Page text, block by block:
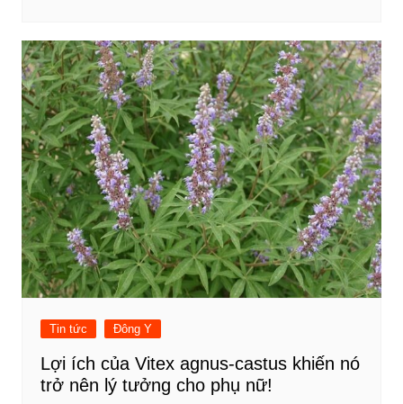
Tin tức Đông Y
Lợi ích của Vitex agnus-castus khiến nó
trở nên lý tưởng cho phụ nữ!